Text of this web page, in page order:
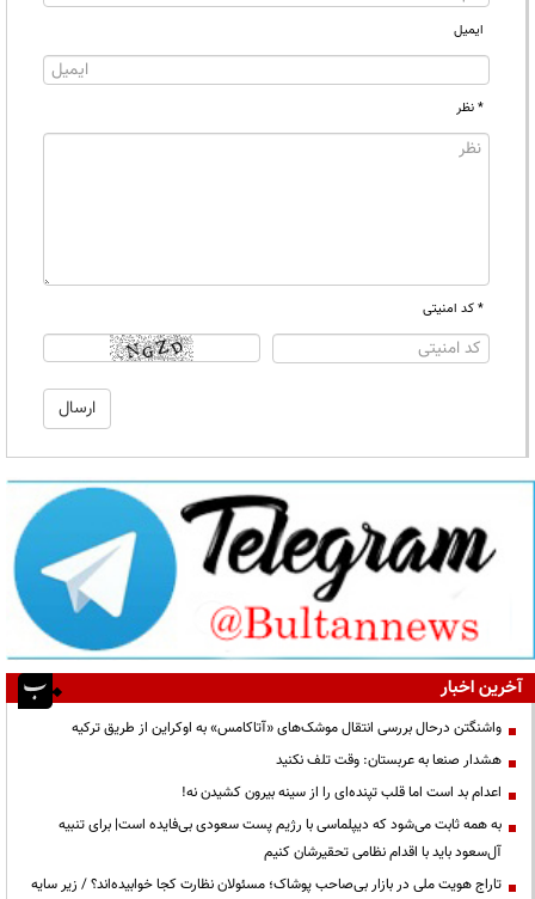
ایمیل
* نظر
* کد امنیتی
آخرین اخبار
واشنگتن درحال بررسی انتقال موشک‌های «آتاکامس» به اوکراین از طریق ترکیه
هشدار صنعا به عربستان: وقت تلف نکنید
اعدام بد است اما قلب تپنده‌ای را از سینه بیرون کشیدن نه!
به همه ثابت می‌شود که دیپلماسی با رژیم پست سعودی بی‌فایده است| برای تنبیه
آل‌سعود باید با اقدام نظامی تحقیرشان کنیم
تاراج هویت ملی در بازار بی‌صاحب پوشاک؛ مسئولان نظارت کجا خوابیده‌اند؟ / زیر سایه